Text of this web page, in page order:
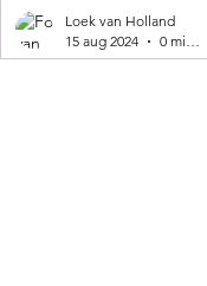
geproduceerd! 🌍
Loek van Holland
15 aug 2024
0 minuten om te lezen